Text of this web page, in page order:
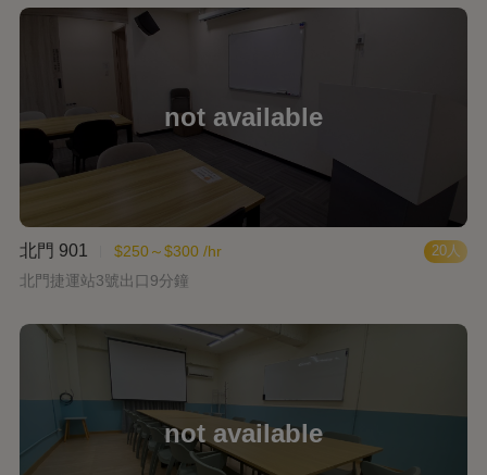
20人
北門 901
$250～$300 /hr
北門捷運站3號出口9分鐘